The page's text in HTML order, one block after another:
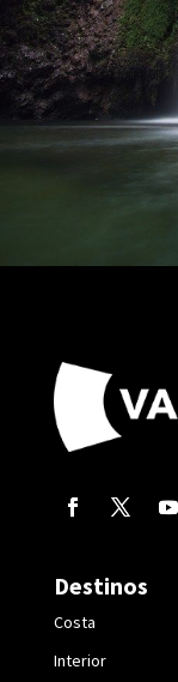
Destinos
Costa
Interior